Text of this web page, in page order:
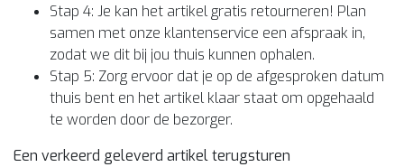
Stap 4: Je kan het artikel gratis retourneren! Plan
samen met onze klantenservice een afspraak in,
zodat we dit bij jou thuis kunnen ophalen.
Stap 5: Zorg ervoor dat je op de afgesproken datum
thuis bent en het artikel klaar staat om opgehaald
te worden door de bezorger.
Een verkeerd geleverd artikel terugsturen